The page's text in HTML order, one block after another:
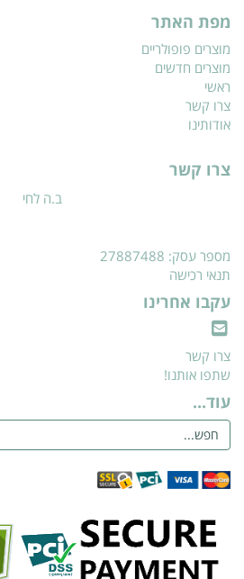
מפת האתר
מוצרים פופולריים
מוצרים חדשים
ראשי
צרו קשר
אודותינו
צרו קשר
ב.ה לחי
מספר עסק: 27887488
תנאי רכישה
עקבו אחרינו
צרו קשר
שתפו אותנו!
עוד...